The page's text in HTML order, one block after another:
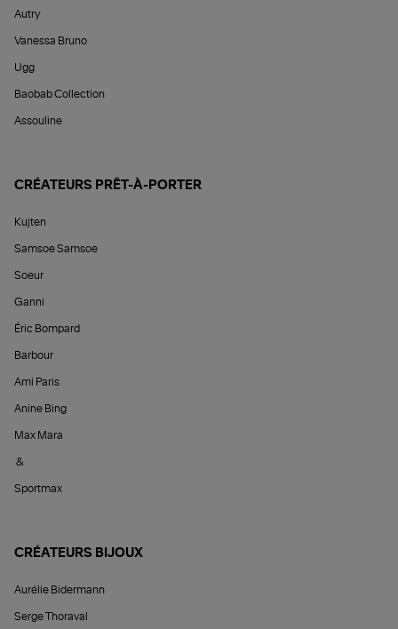
Autry
Vanessa Bruno
Ugg
Baobab Collection
Assouline
CRÉATEURS PRÊT-À-PORTER
Kujten
Samsoe Samsoe
Soeur
Ganni
Éric Bompard
Barbour
Ami Paris
Anine Bing
Max Mara
&
Sportmax
CRÉATEURS BIJOUX
Aurélie Bidermann
Serge Thoraval